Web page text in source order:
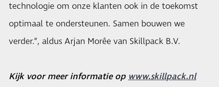
technologie om onze klanten ook in de toekomst
optimaal te ondersteunen. Samen bouwen we
verder.”, aldus Arjan Morêe van Skillpack B.V.
Kijk voor meer informatie opwww.skillpack.nl